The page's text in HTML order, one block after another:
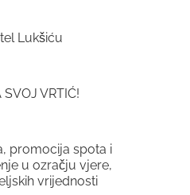
Lukšiću
SVOJ VRTIĆ!
promocija spota i
u ozračju vjere,
vrijednosti